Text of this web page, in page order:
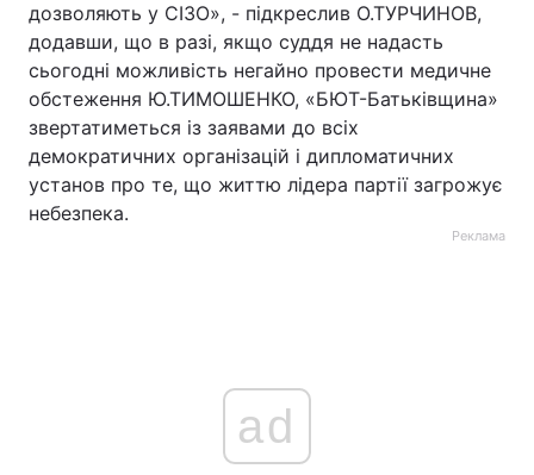
дозволяють у СІЗО», - підкреслив О.ТУРЧИНОВ,
додавши, що в разі, якщо суддя не надасть
сьогодні можливість негайно провести медичне
обстеження Ю.ТИМОШЕНКО, «БЮТ-Батьківщина»
звертатиметься із заявами до всіх
демократичних організацій і дипломатичних
установ про те, що життю лідера партії загрожує
небезпека.
Реклама
ad